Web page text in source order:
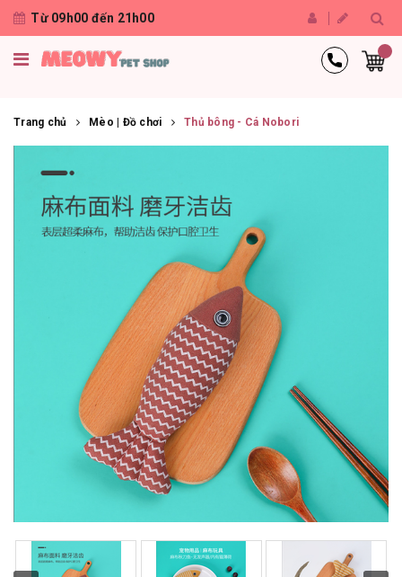
Từ 09h00 đến 21h00
Trang chủ Mèo | Đồ chơi Thủ bông - Cá Nobori